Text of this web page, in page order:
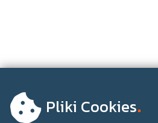
Pliki Cookies.